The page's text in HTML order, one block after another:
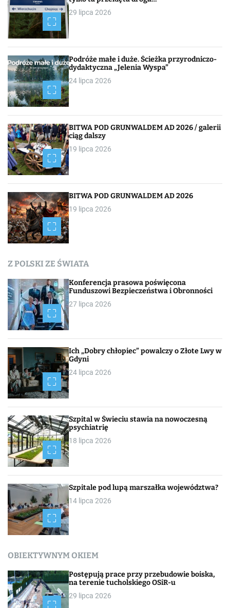
29 lipca 2026
Podróże małe i duże. Ścieżka przyrodniczo-
dydaktyczna „Jelenia Wyspa”
24 lipca 2026
BITWA POD GRUNWALDEM AD 2026 / galerii
ciąg dalszy
19 lipca 2026
BITWA POD GRUNWALDEM AD 2026
19 lipca 2026
Z POLSKI ZE ŚWIATA
Konferencja prasowa poświęcona
Funduszowi Bezpieczeństwa i Obronności
27 lipca 2026
Ich „Dobry chłopiec” powalczy o Złote Lwy w
Gdyni
24 lipca 2026
Szpital w Świeciu stawia na nowoczesną
psychiatrię
18 lipca 2026
Szpitale pod lupą marszałka województwa?
14 lipca 2026
OBIEKTYWNYM OKIEM
Postępują prace przy przebudowie boiska,
na terenie tucholskiego OSiR-u
29 lipca 2026